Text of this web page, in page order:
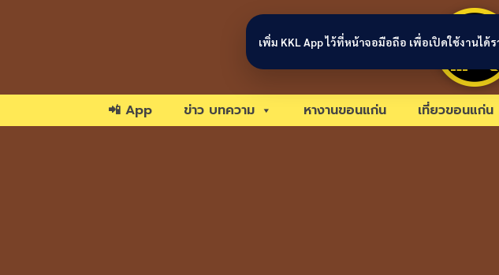
📲 App ข่าว บทความ หางานขอนแก่น เที่ยวขอนแก่น
เพิ่ม KKL App ไว้ที่หน้าจอมือถือ เพื่อเปิดใช้งานได้